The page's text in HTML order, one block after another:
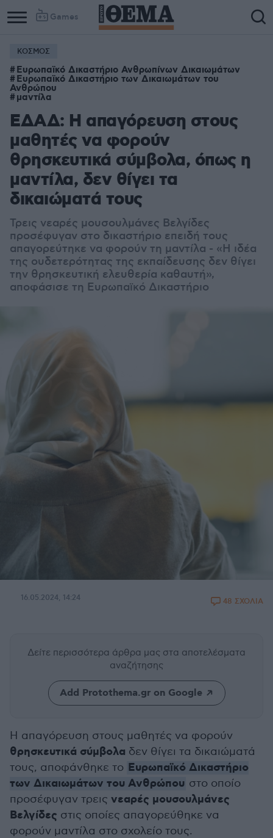
Games
ΚΟΣΜΟΣ
Ευρωπαϊκό Δικαστήριο Ανθρωπίνων Δικαιωμάτων
Ευρωπαϊκό Δικαστήριο των Δικαιωμάτων του
Ανθρώπου
μαντίλα
ΕΔΑΔ: Η απαγόρευση στους
μαθητές να φορούν
θρησκευτικά σύμβολα, όπως η
μαντίλα, δεν θίγει τα
δικαιώματά τους
Τρεις νεαρές μουσουλμάνες Βελγίδες
προσέφυγαν στο δικαστήριο επειδή τους
απαγορεύτηκε να φορούν τη μαντίλα - «Η ιδέα
της ουδετερότητας της εκπαίδευσης δεν θίγει
την θρησκευτική ελευθερία καθαυτή»,
αποφάσισε τη Ευρωπαϊκό Δικαστήριο
16.05.2024, 14:24 48 ΣΧΟΛΙΑ
Δείτε περισσότερα άρθρα μας στα αποτελέσματα
αναζήτησης
Add Protothema.gr on Google
Η απαγόρευση στους μαθητές να φορούν
θρησκευτικά σύμβολα δεν θίγει τα δικαιώματά
τους, αποφάνθηκε το Ευρωπαϊκό Δικαστήριο
των Δικαιωμάτων του Ανθρώπου στο οποίο
προσέφυγαν τρεις νεαρές μουσουλμάνες
Βελγίδες στις οποίες απαγορεύθηκε να
φορούν μαντίλα στο σχολείο τους.